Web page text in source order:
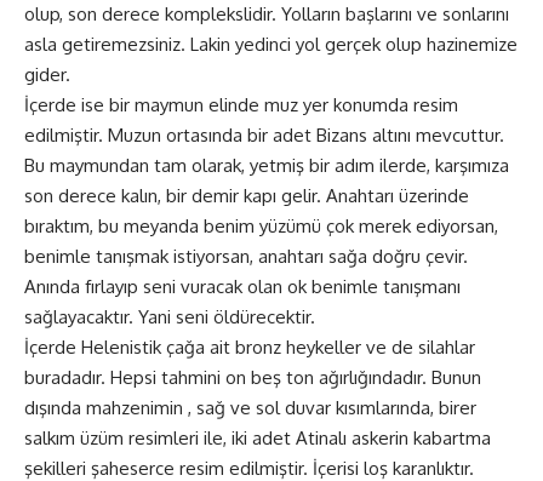
olup, son derece komplekslidir. Yolların başlarını ve sonlarını
asla getiremezsiniz. Lakin yedinci yol gerçek olup hazinemize
gider.
İçerde ise bir maymun elinde muz yer konumda resim
edilmiştir. Muzun ortasında bir adet Bizans altını mevcuttur.
Bu maymundan tam olarak, yetmiş bir adım ilerde, karşımıza
son derece kalın, bir demir kapı gelir. Anahtarı üzerinde
bıraktım, bu meyanda benim yüzümü çok merek ediyorsan,
benimle tanışmak istiyorsan, anahtarı sağa doğru çevir.
Anında fırlayıp seni vuracak olan ok benimle tanışmanı
sağlayacaktır. Yani seni öldürecektir.
İçerde Helenistik çağa ait bronz heykeller ve de silahlar
buradadır. Hepsi tahmini on beş ton ağırlığındadır. Bunun
dışında mahzenimin , sağ ve sol duvar kısımlarında, birer
salkım üzüm resimleri ile, iki adet Atinalı askerin kabartma
şekilleri şaheserce resim edilmiştir. İçerisi loş karanlıktır.